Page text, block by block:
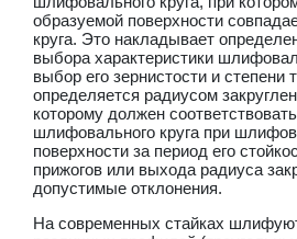
образуемой поверхности
круга. Это накладывает
выбора характеристики
выбор его зернистости и степени
определяется радиусом
которому должен
шлифовального круга при
поверхности за период его
прижогов или выхода радиуса
допустимые отклонения.
На современных стайках